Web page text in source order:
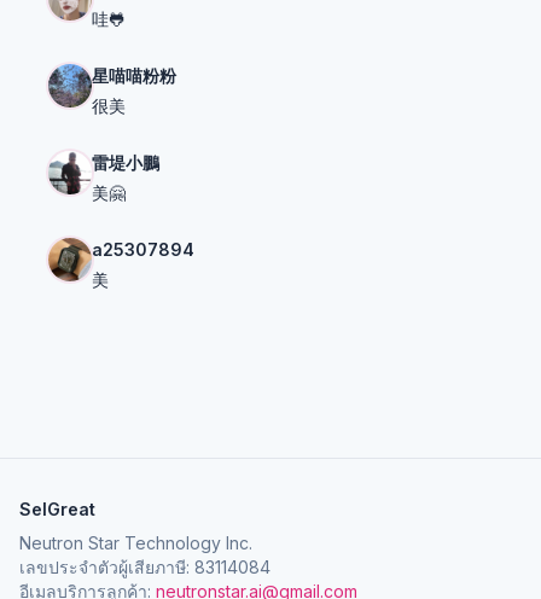
哇🐸
星喵喵粉粉
很美
雷堤小鵬
美🤗
a25307894
美
SelGreat
Neutron Star Technology Inc.
เลขประจำตัวผู้เสียภาษี: 83114084
อีเมลบริการลูกค้า: neutronstar.ai@gmail.com